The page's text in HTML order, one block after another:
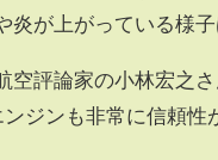
炎が上がっている様
空評論家の小林宏之
ジンも非常に信頼性